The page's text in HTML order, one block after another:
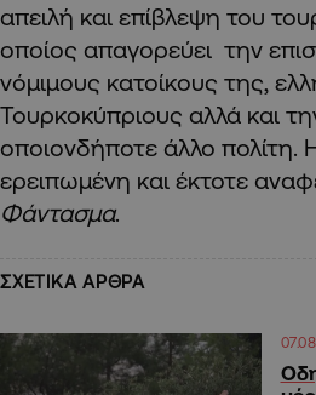
απειλή και επίβλεψη του
οποίος απαγορεύει την
νόμιμους κατοίκους της,
Τουρκοκύπριους αλλά και
οποιονδήποτε άλλο πολίτη.
ερειπωμένη και έκτοτε
Φάντασμα.
ΣΧΕΤΙΚΑ ΑΡΘΡΑ